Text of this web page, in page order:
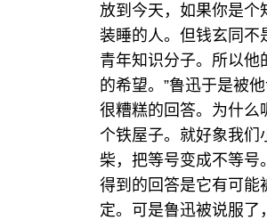
放到今天，如果你是个
装睡的人。但钱玄同不
青年知识分子。所以他
的希望。”鲁迅于是被
很糟糕的回答。为什么
个铁屋子。就好象我们
柴，把等号变成不等号
得到的回答是它有可能
定。可是鲁迅被说服了